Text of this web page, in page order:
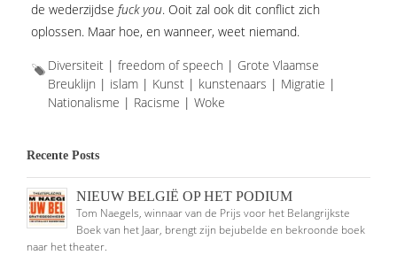
de wederzijdse fuck you. Ooit zal ook dit conflict zich
oplossen. Maar hoe, en wanneer, weet niemand.
Diversiteit | freedom of speech | Grote Vlaamse
Breuklijn | islam | Kunst | kunstenaars | Migratie |
Nationalisme | Racisme | Woke
Recente Posts
NIEUW BELGIË OP HET PODIUM
Tom Naegels, winnaar van de Prijs voor het Belangrijkste
Boek van het Jaar, brengt zijn bejubelde en bekroonde boek
naar het theater.